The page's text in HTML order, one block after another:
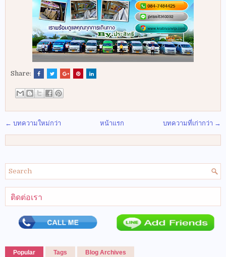
Share:
← บทความใหม่กว่า บทความที่เก่ากว่า →
หน้าแรก
ติดต่อเรา
Popular Tags Blog Archives